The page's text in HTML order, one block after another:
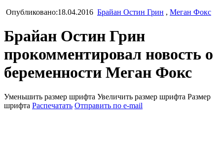
Опубликовано:18.04.2016 Брайан Остин Грин , Меган Фокс
Брайан Остин Грин
прокомментировал новость о
беременности Меган Фокс
Уменьшить размер шрифта Увеличить размер шрифта Размер
шрифта Распечатать Отправить по e-mail